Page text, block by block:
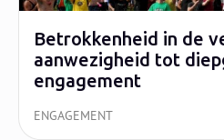
Betrokkenheid in de
aanwezigheid tot
engagement
ENGAGEMENT